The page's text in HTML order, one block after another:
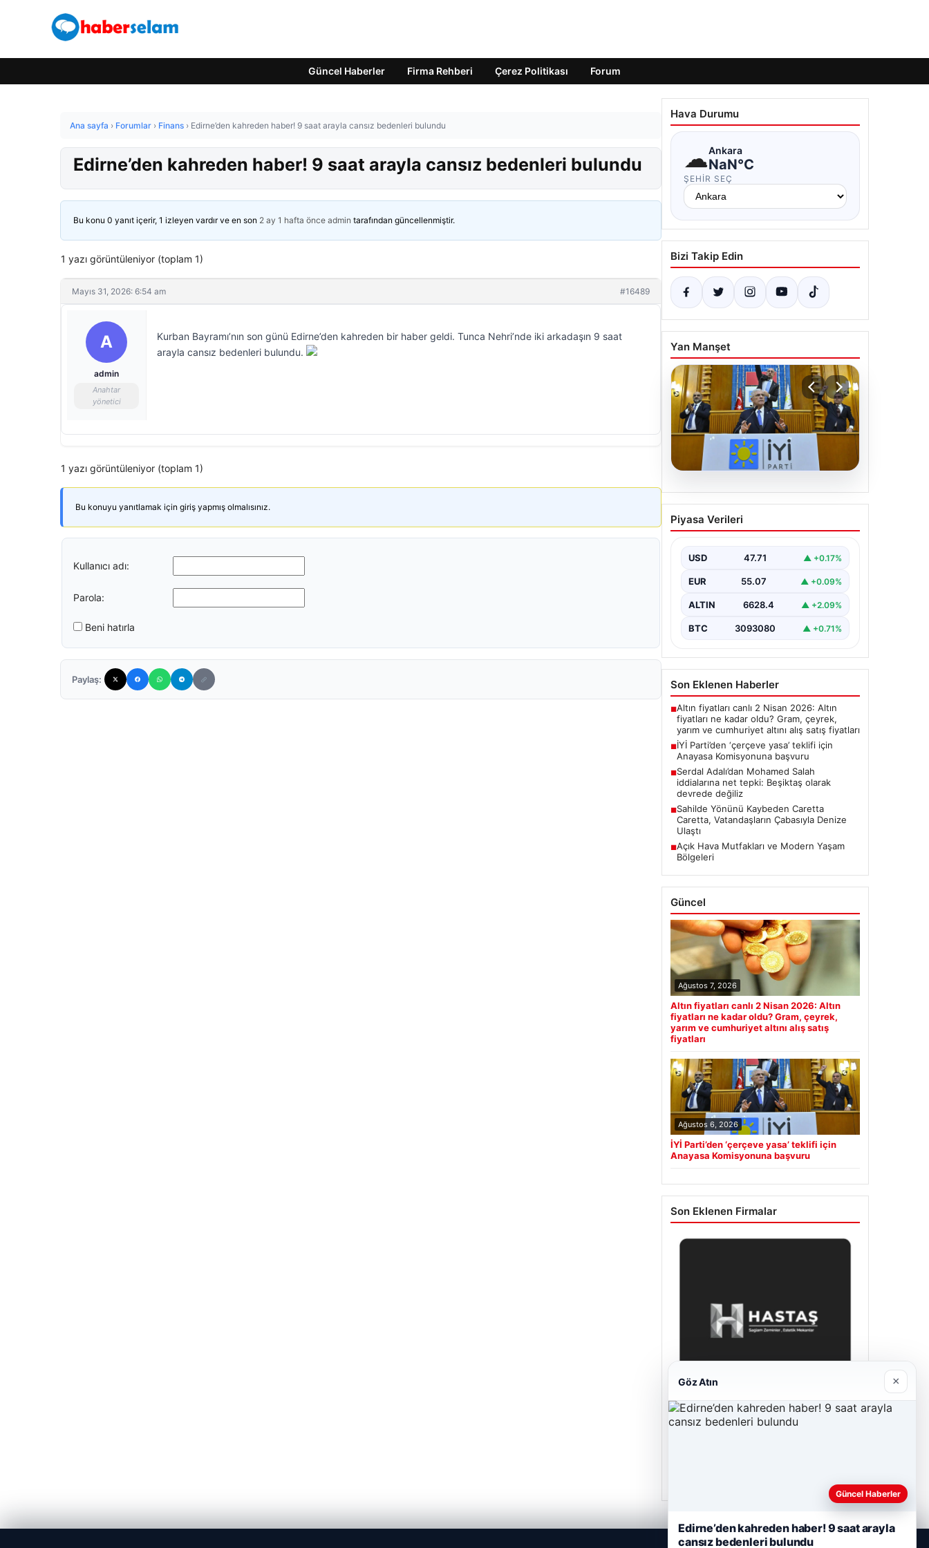
Güncel Haberler Firma Rehberi Çerez Politikası Forum
Ana sayfa › Forumlar › Finans › Edirne’den kahreden haber! 9 saat arayla cansız bedenleri bulundu
Edirne’den kahreden haber! 9 saat arayla cansız bedenleri bulundu
Bu konu 0 yanıt içerir, 1 izleyen vardır ve en son 2 ay 1 hafta önce admin tarafından güncellenmiştir.
1 yazı görüntüleniyor (toplam 1)
Mayıs 31, 2026: 6:54 am #16489
A
admin
Anahtar
yönetici
Kurban Bayramı’nın son günü Edirne’den kahreden bir haber geldi. Tunca Nehri’nde iki arkadaşın 9 saat
arayla cansız bedenleri bulundu.
1 yazı görüntüleniyor (toplam 1)
Bu konuyu yanıtlamak için giriş yapmış olmalısınız.
Kullanıcı adı:
Parola:
Beni hatırla
Paylaş:
Hava Durumu
☁Ankara
NaN°C
ŞEHIR SEÇ
Bizi Takip Edin
Yan Manşet
06.08.2026
İYİ Parti’den ‘çerçeve
yasa’ teklifi için Anayasa
Piyasa Verileri
USD 47.71 ▲ +0.17%
EUR 55.07 ▲ +0.09%
ALTIN 6628.4 ▲ +2.09%
BTC 3093080 ▲ +0.71%
Son Eklenen Haberler
■Altın fiyatları canlı 2 Nisan 2026: Altın
fiyatları ne kadar oldu? Gram, çeyrek,
yarım ve cumhuriyet altını alış satış fiyatları
■İYİ Parti’den ‘çerçeve yasa’ teklifi için
Anayasa Komisyonuna başvuru
■Serdal Adalı’dan Mohamed Salah
iddialarına net tepki: Beşiktaş olarak
devrede değiliz
■Sahilde Yönünü Kaybeden Caretta
Caretta, Vatandaşların Çabasıyla Denize
Ulaştı
■Açık Hava Mutfakları ve Modern Yaşam
Bölgeleri
Güncel
Ağustos 7, 2026
Altın fiyatları canlı 2 Nisan 2026: Altın
fiyatları ne kadar oldu? Gram, çeyrek,
yarım ve cumhuriyet altını alış satış
fiyatları
Ağustos 6, 2026
İYİ Parti’den ‘çerçeve yasa’ teklifi için
Anayasa Komisyonuna başvuru
Son Eklenen Firmalar
Göz Atın ×
Güncel Haberler
Edirne’den kahreden haber! 9 saat arayla
cansız bedenleri bulundu